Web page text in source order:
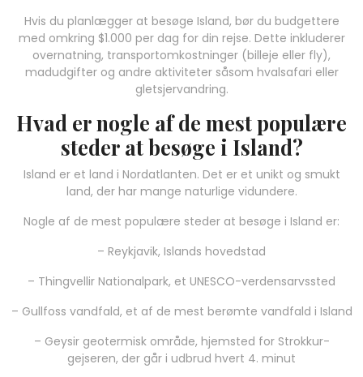
Hvis du planlægger at besøge Island, bør du budgettere
med omkring $1.000 per dag for din rejse. Dette inkluderer
overnatning, transportomkostninger (billeje eller fly),
madudgifter og andre aktiviteter såsom hvalsafari eller
gletsjervandring.
Hvad er nogle af de mest populære
steder at besøge i Island?
Island er et land i Nordatlanten. Det er et unikt og smukt
land, der har mange naturlige vidundere.
Nogle af de mest populære steder at besøge i Island er:
– Reykjavik, Islands hovedstad
– Thingvellir Nationalpark, et UNESCO-verdensarvssted
– Gullfoss vandfald, et af de mest berømte vandfald i Island
– Geysir geotermisk område, hjemsted for Strokkur-
gejseren, der går i udbrud hvert 4. minut